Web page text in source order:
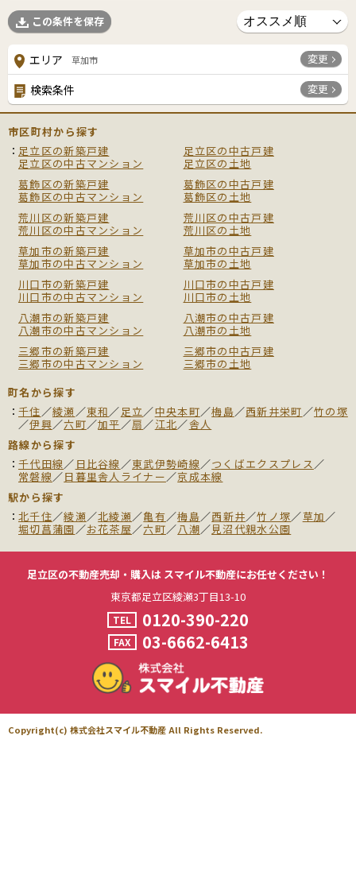
この条件を保存
エリア 草加市 変更
検索条件 変更
市区町村から探す
足立区の新築戸建
足立区の中古戸建
足立区の中古マンション
足立区の土地
葛飾区の新築戸建
葛飾区の中古戸建
葛飾区の中古マンション
葛飾区の土地
荒川区の新築戸建
荒川区の中古戸建
荒川区の中古マンション
荒川区の土地
草加市の新築戸建
草加市の中古戸建
草加市の中古マンション
草加市の土地
川口市の新築戸建
川口市の中古戸建
川口市の中古マンション
川口市の土地
八潮市の新築戸建
八潮市の中古戸建
八潮市の中古マンション
八潮市の土地
三郷市の新築戸建
三郷市の中古戸建
三郷市の中古マンション
三郷市の土地
町名から探す
千住／綾瀬／東和／足立／中央本町／梅島／西新井栄町／竹の塚
／伊興／六町／加平／扇／江北／舎人
路線から探す
千代田線／ 日比谷線／東武伊勢崎線／つくばエクスプレス／
常磐線／日暮里舎人ライナー／京成本線
駅から探す
北千住／綾瀬／北綾瀬／亀有／梅島／西新井／竹ノ塚／草加／
堀切菖蒲園／お花茶屋／六町／八潮／見沼代親水公園
足立区の不動産売却・購入は スマイル不動産にお任せください！
東京都足立区綾瀬3丁目13-10
TEL 0120-390-220
FAX 03-6662-6413
Copyright(c) 株式会社スマイル不動産 All Rights Reserved.